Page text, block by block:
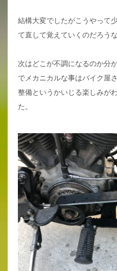
結構大変でしたがこうやって
て直して覚えていくのだろう
次はどこが不調になるのか分
でメカニカルな事はバイク屋
整備というかいじる楽しみが
た。